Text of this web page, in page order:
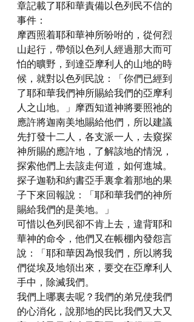
章記載了耶和華責備以色列民不信的
事件：
摩西照着耶和華神所吩咐的，從何烈
山起行，帶領以色列人經過那大而可
怕的曠野，到達亞摩利人的山地的時
候，就對以色列民說：「你們已經到
了耶和華我們神所賜給我們的亞摩利
人之山地。」摩西知道神將要照祂的
應許將迦南美地賜給他們，所以建議
先打發十二人，各支派一人，去窺探
神所賜的應許地，了解該地的情況，
探索他們上去該走何道，如何進城。
探子迦勒和約書亞手裏拿着那地的果
子下來回報說：「耶和華我們的神所
賜給我們的是美地。」
可惜以色列民卻不肯上去，違背耶和
華神的命令，他們又在帳棚內發怨言
說：「耶和華因為恨我們，所以將我
們從埃及地領出來，要交在亞摩利人
手中，除滅我們。
我們上哪裏去呢？我們的弟兄使我們
的心消化，說那地的民比我們又大又